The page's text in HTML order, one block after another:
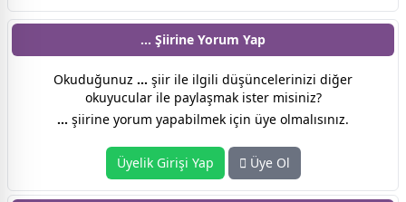
... Şiirine Yorum Yap
Okuduğunuz ... şiir ile ilgili düşüncelerinizi diğer
okuyucular ile paylaşmak ister misiniz?
... şiirine yorum yapabilmek için üye olmalısınız.
Üyelik Girişi Yap Üye Ol